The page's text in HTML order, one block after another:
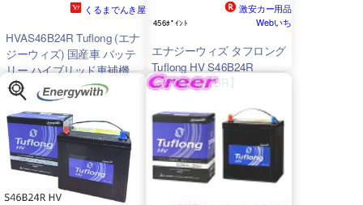
くるまでんき屋
HVAS46B24R Tuflong (エナ
ジーウィズ) 国産車 バッテ
リー ハイブリッド車補機用
タフロング HV
456ﾎﾟｲﾝﾄ
激安カー用品
Webいち
エナジーウィズ タフロング
Tuflong HV S46B24R
(3190288) 【BR】